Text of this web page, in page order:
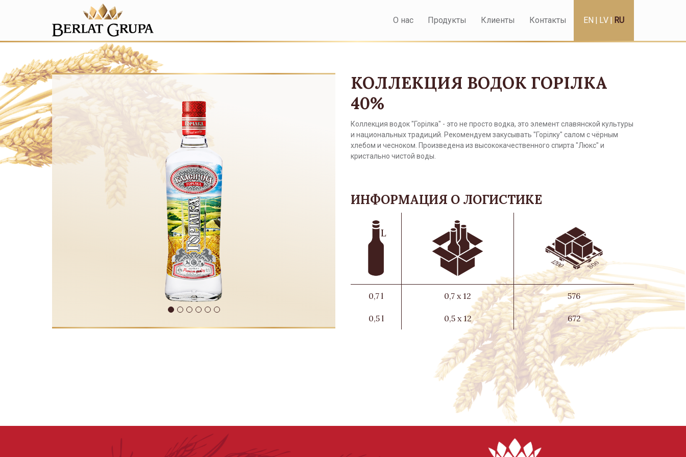
EN | LV | RU
О нас Продукты Клиенты Контакты
КОЛЛЕКЦИЯ ВОДОК ГОРIЛКА
40%
Коллекция водок "Горiлка" - это не просто водка, это элемент славянской культуры
и национальных традиций. Рекомендуем закусывать "Горiлку" салом с чёрным
хлебом и чесноком. Произведена из высококачественного спирта "Люкс" и
кристально чистой воды.
ИНФОРМАЦИЯ О ЛОГИСТИКЕ
0,7 l 0,7 x 12 576
0,5 l 0,5 x 12 672